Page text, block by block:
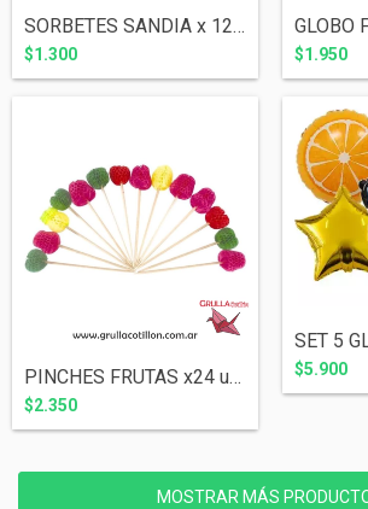
SORBETES SANDIA x 12 unidades
$1.300 $1.950
PINCHES FRUTAS x24 unidades.
$2.350
SET 5
$5.900
MOSTRAR MÁS